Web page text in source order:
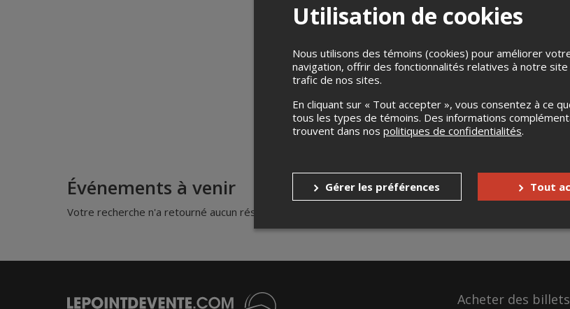
Événements à venir
Votre recherche n'a retourné aucun résultat.
Acheter des billets
Utilisation de cookies
Nous utilisons des témoins (cookies) pour améliorer
navigation, offrir des fonctionnalités relatives à notre
trafic de nos sites.
En cliquant sur « Tout accepter », vous consentez à ce
tous les types de témoins. Des informations
trouvent dans nos politiques de confidentialités.
Gérer les préférences Tout